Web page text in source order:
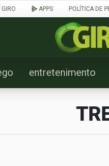
APPS POLÍTICA DE
entretenimento